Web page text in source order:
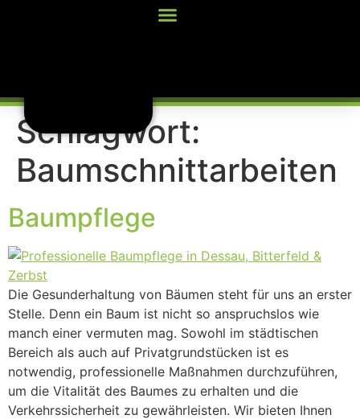
Schlagwort:
Baumschnittarbeiten
Baumpflege
Die Gesunderhaltung von Bäumen steht für uns an erster
Stelle. Denn ein Baum ist nicht so anspruchslos wie
manch einer vermuten mag. Sowohl im städtischen
Bereich als auch auf Privatgrundstücken ist es
notwendig, professionelle Maßnahmen durchzuführen,
um die Vitalität des Baumes zu erhalten und die
Verkehrssicherheit zu gewährleisten. Wir bieten Ihnen